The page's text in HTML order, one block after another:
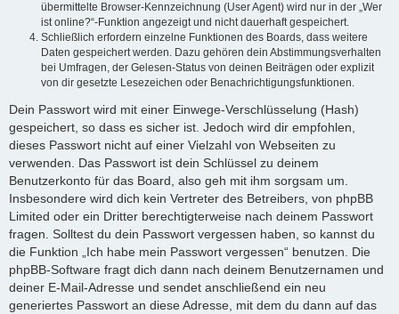
übermittelte Browser-Kennzeichnung (User Agent) wird nur in der „Wer
ist online?“-Funktion angezeigt und nicht dauerhaft gespeichert.
Schließlich erfordern einzelne Funktionen des Boards, dass weitere
Daten gespeichert werden. Dazu gehören dein Abstimmungsverhalten
bei Umfragen, der Gelesen-Status von deinen Beiträgen oder explizit
von dir gesetzte Lesezeichen oder Benachrichtigungsfunktionen.
Dein Passwort wird mit einer Einwege-Verschlüsselung (Hash)
gespeichert, so dass es sicher ist. Jedoch wird dir empfohlen,
dieses Passwort nicht auf einer Vielzahl von Webseiten zu
verwenden. Das Passwort ist dein Schlüssel zu deinem
Benutzerkonto für das Board, also geh mit ihm sorgsam um.
Insbesondere wird dich kein Vertreter des Betreibers, von phpBB
Limited oder ein Dritter berechtigterweise nach deinem Passwort
fragen. Solltest du dein Passwort vergessen haben, so kannst du
die Funktion „Ich habe mein Passwort vergessen“ benutzen. Die
phpBB-Software fragt dich dann nach deinem Benutzernamen und
deiner E-Mail-Adresse und sendet anschließend ein neu
generiertes Passwort an diese Adresse, mit dem du dann auf das